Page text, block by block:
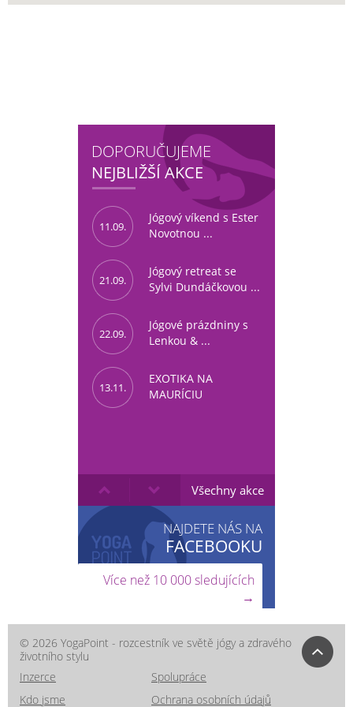
DOPORUČUJEME
NEJBLIŽŠÍ AKCE
11.09.
Jógový víkend s Ester
Novotnou ...
21.09.
Jógový retreat se
Sylvi Dundáčkovou ...
22.09.
Jógové prázdniny s
Lenkou & ...
13.11.
EXOTIKA NA
MAURÍCIU
Všechny akce
NAJDETE NÁS NA
FACEBOOKU
Více než 10 000 sledujících
→
© 2026 YogaPoint - rozcestník ve světě jógy a zdravého
životního stylu
Inzerce
Spolupráce
Kdo jsme
Ochrana osobních údajů